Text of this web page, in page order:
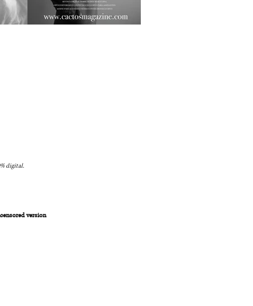
digital.
version